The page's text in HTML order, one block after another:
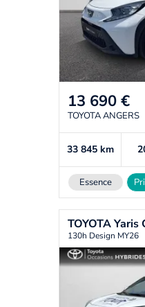
13 690 €
TOYOTA ANGERS
33 845 km
Essence
TOYOTAYaris
130h Design MY26